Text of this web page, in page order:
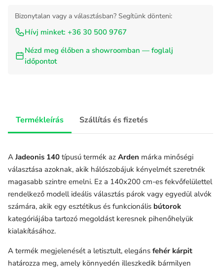
Bizonytalan vagy a választásban? Segítünk dönteni:
Hívj minket: +36 30 500 9767
Nézd meg élőben a showroomban — foglalj
időpontot
Termékleírás Szállítás és fizetés
A Jadeonis 140 típusú termék az Arden márka minőségi
választása azoknak, akik hálószobájuk kényelmét szeretnék
magasabb szintre emelni. Ez a 140x200 cm-es fekvőfelülettel
rendelkező modell ideális választás párok vagy egyedül alvók
számára, akik egy esztétikus és funkcionális bútorok
kategóriájába tartozó megoldást keresnek pihenőhelyük
kialakításához.
A termék megjelenését a letisztult, elegáns fehér kárpit
határozza meg, amely könnyedén illeszkedik bármilyen